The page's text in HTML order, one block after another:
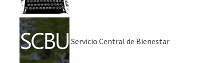
Servicio Central de Bienestar